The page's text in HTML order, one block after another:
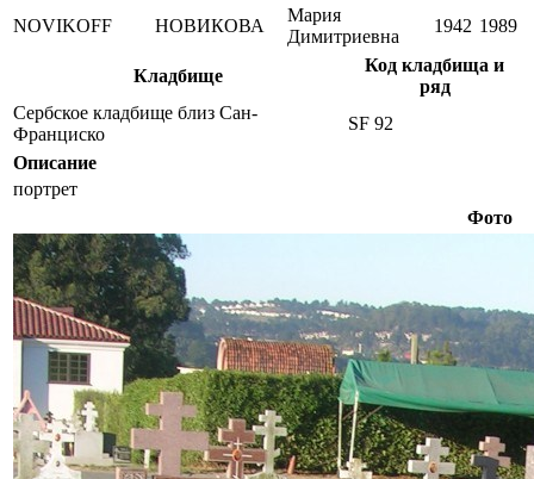
NOVIKOFF
НОВИКОВА
Мария
Димитриевна
1942 1989
Кладбище
Код кладбища и
ряд
Сербское кладбище близ Сан-
Франциско
SF 92
Описание
портрет
Фото